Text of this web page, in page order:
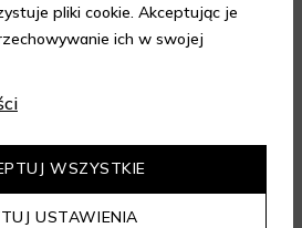
pliki cookie. Akceptując je
ich w swojej
USTAWIENIA
WSZYSTKIE